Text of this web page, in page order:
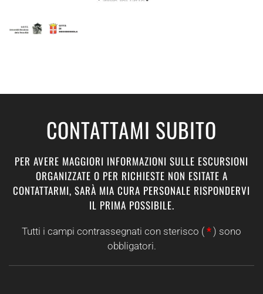
CONTATTAMI SUBITO
PER AVERE MAGGIORI INFORMAZIONI SULLE ESCURSIONI
ORGANIZZATE O PER RICHIESTE NON ESITATE A
CONTATTARMI, SARÀ MIA CURA PERSONALE RISPONDERVI
IL PRIMA POSSIBILE.
Tutti i campi contrassegnati con sterisco ( *) sono
obbligatori.